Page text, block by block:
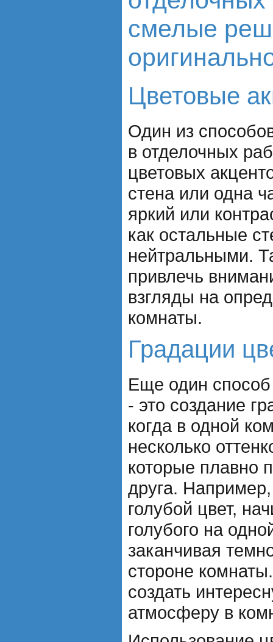
смелые
Цветовые
Один из
в отделочных
цветовых
стена или одна
яркий или
как остальные
нейтральными.
привлечь
взгляды на
комнаты.
Градации
Еще один способ
- это создание
когда в одной
несколько
которые плавно
друга.
голубой цвет,
голубого на
заканчивая
стороне
создать
атмосферу в